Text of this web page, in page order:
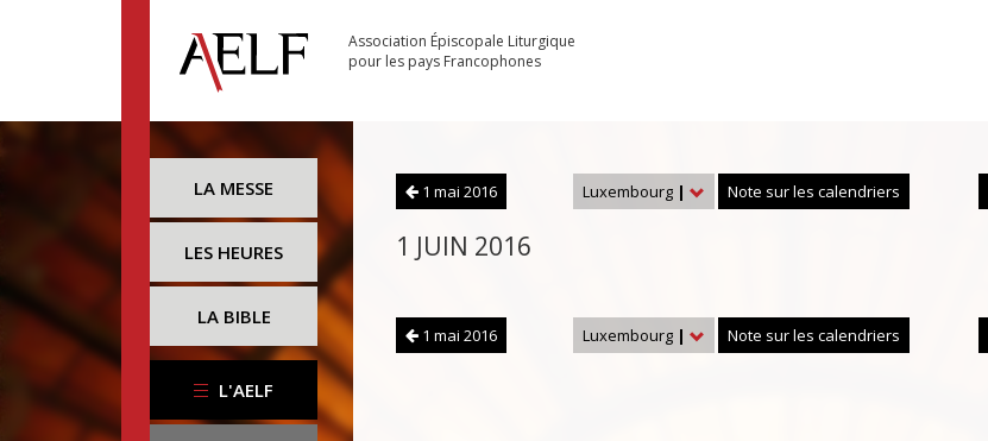
Association Épiscopale Liturgique
pour les pays Francophones
LA MESSE
LES HEURES
LA BIBLE
L'AELF
1 mai 2016 Luxembourg | Note sur les calendriers
1 JUIN 2016
1 mai 2016 Luxembourg | Note sur les calendriers